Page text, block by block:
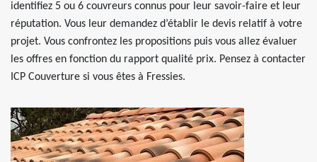
identifiez 5 ou 6 couvreurs connus pour leur savoir-faire et leur
réputation. Vous leur demandez d’établir le devis relatif à votre
projet. Vous confrontez les propositions puis vous allez évaluer
les offres en fonction du rapport qualité prix. Pensez à contacter
ICP Couverture si vous êtes à Fressies.